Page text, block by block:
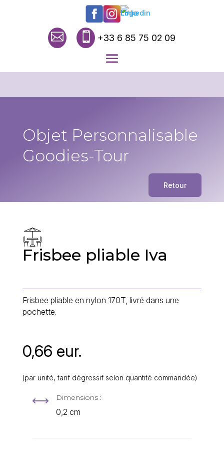
  +33 6 85 75 02 09
Objet Personnalisable
Goodies-Tour
Retour
0,66 eur.
(par unité, tarif dégressif selon quantité commandée)
Frisbee pliable Iva
Frisbee pliable en nylon 170T, livré dans une
pochette.
, Dimensions :
0,2 cm